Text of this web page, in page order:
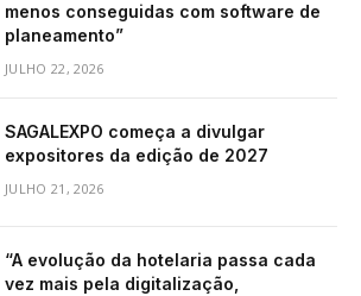
menos conseguidas com software de
planeamento”
JULHO 22, 2026
SAGALEXPO começa a divulgar
expositores da edição de 2027
JULHO 21, 2026
“A evolução da hotelaria passa cada
vez mais pela digitalização,